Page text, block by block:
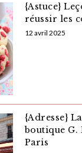
{Astuce}
réussir les
12 avril 2025
{Adresse} La
boutique G.
Paris